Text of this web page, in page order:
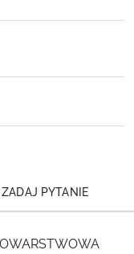
ZADAJ PYTANIE